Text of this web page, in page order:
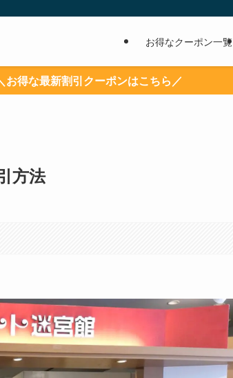
お得なクーポン一覧
お得な最新割引クーポンはこちら／
方法